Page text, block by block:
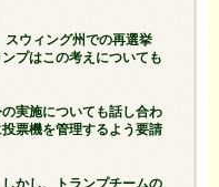
スウィング州での再選挙
プはこの考えについても
実施についても話し合わ
票機を管理するよう要請
かし、トランプチームの